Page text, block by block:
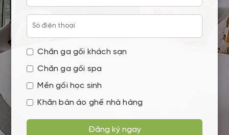
Chăn ga gối khách sạn
Chăn ga gối spa
Mền gối học sinh
Khăn bàn áo ghế nhà hàng
Đăng ký ngay